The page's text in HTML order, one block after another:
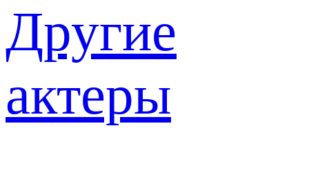
Другие
актеры